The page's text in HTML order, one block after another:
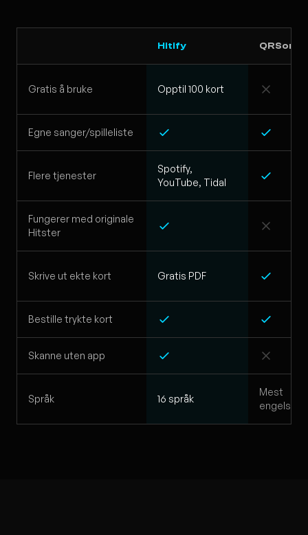
Hitify QRSong
Gratis å bruke Opptil 100 kort
Egne sanger/spilleliste
Flere tjenester
Spotify,
YouTube, Tidal
Fungerer med originale
Hitster
Skrive ut ekte kort Gratis PDF
Bestille trykte kort
Skanne uten app
Språk 16 språk
Mest
engelsk